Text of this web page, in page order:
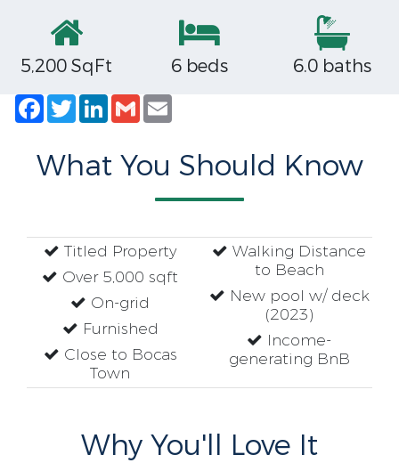
5,200 SqFt 6 beds
6.0 baths
Facebook
TwitterLinkedIn
Gmail
What You Should Know
Titled Property
Over 5,000 sqft
On-grid
Furnished
Close to Bocas
Town
Walking Distance
to Beach
New pool w/ deck
(2023)
Income-
generating BnB
Why You'll Love It